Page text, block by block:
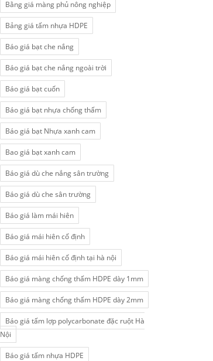
Bằng giá màng phủ nông nghiệp
Bảng giá tấm nhựa HDPE
Báo giá bạt che nắng
Báo giá bạt che nắng ngoài trời
Báo giá bạt cuốn
Báo giá bạt nhựa chống thấm
Báo giá bạt Nhựa xanh cam
Bao giá bạt xanh cam
Báo giá dù che nắng sân trường
Báo giá dù che sân trường
Báo giá làm mái hiên
Báo giá mái hiên cố định
Báo giá mái hiên cố định tại hà nội
Báo giá màng chống thấm HDPE dày 1mm
Báo giá màng chống thấm HDPE dày 2mm
Báo giá tấm lợp polycarbonate đặc ruột Hà
Nội
Báo giá tấm nhựa HDPE